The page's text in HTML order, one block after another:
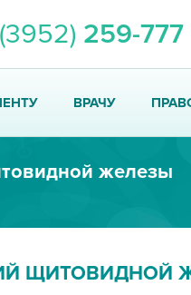
259-777
ВРАЧУ
железы
ЩИТОВИДНОЙ